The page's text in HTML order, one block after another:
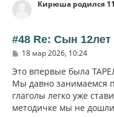
Кирюша родился
#48 Re: Сын 12лет
С
о
б
щ
е
и
18 мар 2026, 10:24
Это впервые была
Мы давно занимаемся
глаголы легко уже
методичке мы не